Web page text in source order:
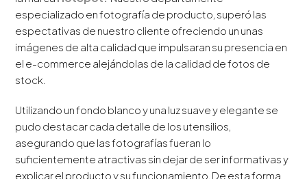
especializado en fotografía de producto, superó las
espectativas de nuestro cliente ofreciendo un unas
imágenes de alta calidad que impulsaran su presencia en
el e-commerce alejándolas de la calidad de fotos de
stock.
Utilizando un fondo blanco y una luz suave y elegante se
pudo destacar cada detalle de los utensilios,
asegurando que las fotografías fueran lo
suficientemente atractivas sin dejar de ser informativas y
explicar el producto y su funcionamiento. De esta forma